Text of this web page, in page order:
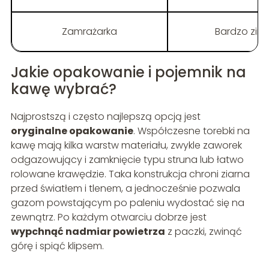
Zamrażarka Bardzo
Jakie opakowanie i pojemnik na
kawę wybrać?
Najprostszą i często najlepszą opcją jest
oryginalne opakowanie. Współczesne torebki na
kawę mają kilka warstw materiału, zwykle zaworek
odgazowujący i zamknięcie typu struna lub łatwo
rolowane krawędzie. Taka konstrukcja chroni ziarna
przed światłem i tlenem, a jednocześnie pozwala
gazom powstającym po paleniu wydostać się na
zewnątrz. Po każdym otwarciu dobrze jest
wypchnąć nadmiar powietrza z paczki, zwinąć
górę i spiąć klipsem.